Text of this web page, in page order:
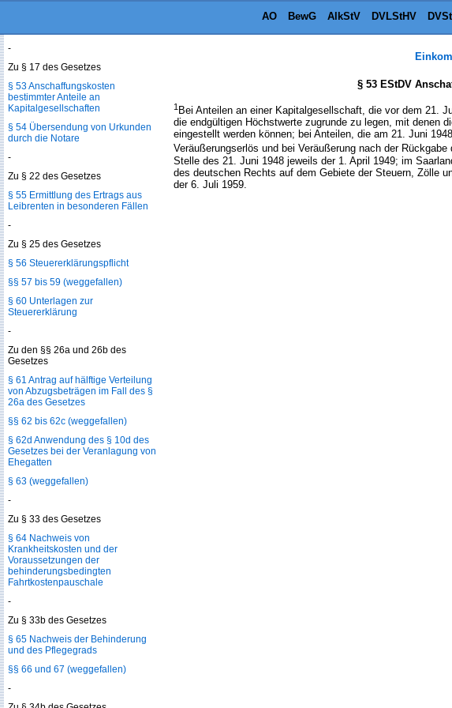
AO BewG AlkStV DVLStHV
§ 53 EStDV
1 Bei Anteilen an einer Kapitalgesellschaft, die vor dem 21.
die endgültigen Höchstwerte zugrunde zu legen, mit denen
eingestellt werden können; bei Anteilen, die am 21. Juni
Veräußerungserlös und bei Veräußerung nach der
Stelle des 21. Juni 1948 jeweils der 1. April 1949; im
des deutschen Rechts auf dem Gebiete der Steuern, Zölle
der 6. Juli 1959.
-
Zu § 17 des Gesetzes
§ 53 Anschaffungskosten
bestimmter Anteile an
Kapitalgesellschaften
§ 54 Übersendung von Urkunden
durch die Notare
-
Zu § 22 des Gesetzes
§ 55 Ermittlung des Ertrags aus
Leibrenten in besonderen Fällen
-
Zu § 25 des Gesetzes
§ 56 Steuererklärungspflicht
§§ 57 bis 59 (weggefallen)
§ 60 Unterlagen zur
Steuererklärung
-
Zu den §§ 26a und 26b des
Gesetzes
§ 61 Antrag auf hälftige Verteilung
von Abzugsbeträgen im Fall des §
26a des Gesetzes
§§ 62 bis 62c (weggefallen)
§ 62d Anwendung des § 10d des
Gesetzes bei der Veranlagung von
Ehegatten
§ 63 (weggefallen)
-
Zu § 33 des Gesetzes
§ 64 Nachweis von
Krankheitskosten und der
Voraussetzungen der
behinderungsbedingten
Fahrtkostenpauschale
-
Zu § 33b des Gesetzes
§ 65 Nachweis der Behinderung
und des Pflegegrads
§§ 66 und 67 (weggefallen)
-